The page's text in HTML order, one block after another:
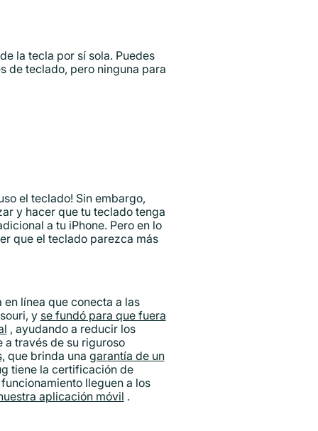
la tecla por sí sola. Puedes
de teclado, pero ninguna para
el teclado! Sin embargo,
y hacer que tu teclado tenga
a tu iPhone. Pero en lo
que el teclado parezca más
línea que conecta a las
y se fundó para que fuera
, ayudando a reducir los
través de su riguroso
que brinda una garantía de un
tiene la certificación de
lleguen a los
aplicación móvil .